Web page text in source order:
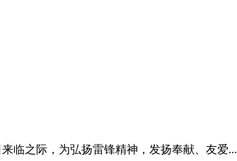
临之际，为弘扬雷锋精神，发扬奉献、友爱...